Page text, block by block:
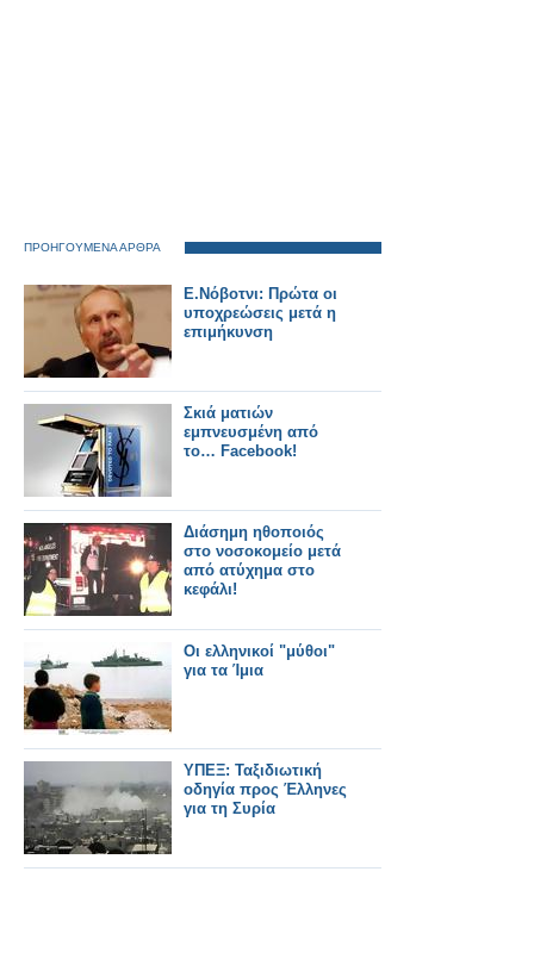
ΠΡΟΗΓΟΥΜΕΝΑ ΑΡΘΡΑ
Ε.Νόβοτνι: Πρώτα οι
υποχρεώσεις μετά η
επιμήκυνση
Σκιά ματιών
εμπνευσμένη από
το… Facebook!
Διάσημη ηθοποιός
στο νοσοκομείο μετά
από ατύχημα στο
κεφάλι!
Οι ελληνικοί "μύθοι"
για τα Ίμια
ΥΠΕΞ: Ταξιδιωτική
οδηγία προς Έλληνες
για τη Συρία